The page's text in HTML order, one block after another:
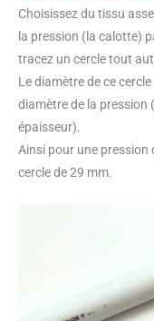
Choisissez du tissu
la pression (la calotte)
tracez un cercle tout
Le diamètre de ce
diamètre de la pression
épaisseur).
Ainsi pour une pression
cercle de 29 mm.